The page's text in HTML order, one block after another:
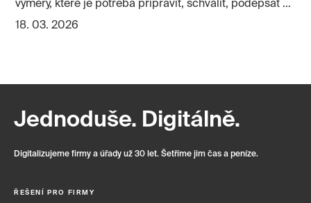
výměry, které je potřeba připravit, schválit, podepsat a
doručit stovkám zaměstnanců v krátkém termínu. V
18. 03. 2026
Jednoduše. Digitálně.
Digitalizujeme firmy a úřady už 30 let. Šetříme jim čas a peníze.
ŘEŠENÍ PRO FIRMY